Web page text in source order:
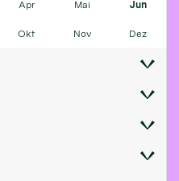
Apr Mai Jun
Okt Nov Dez